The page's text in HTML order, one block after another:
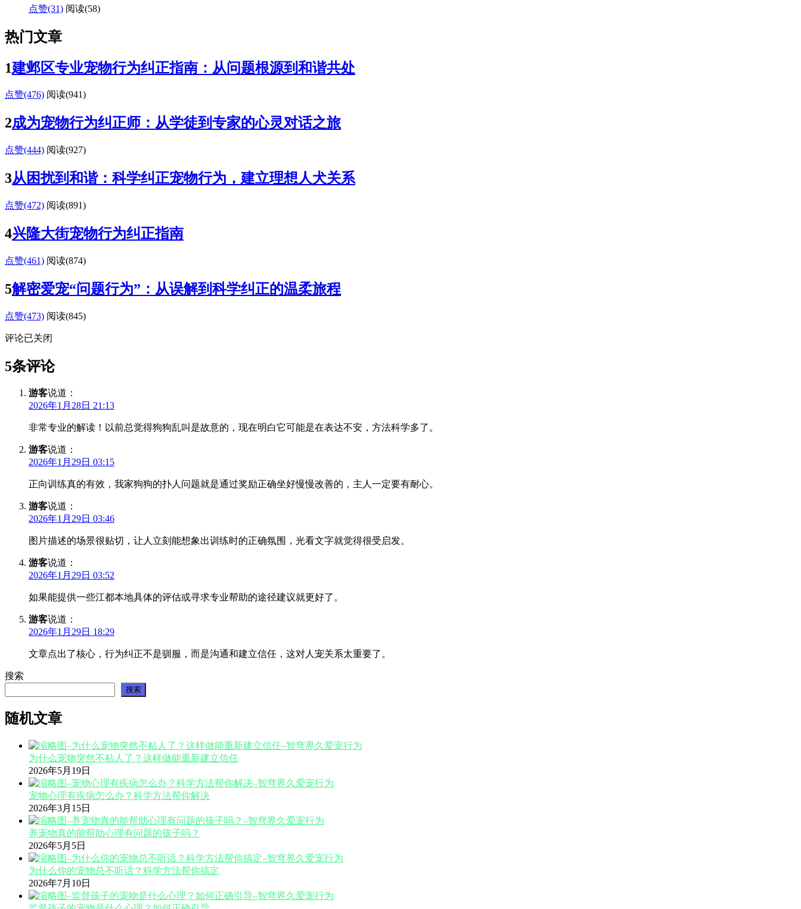
点赞(31) 阅读(58)
热门文章
1建邺区专业宠物行为纠正指南：从问题根源到和谐共处
点赞(476) 阅读(941)
2成为宠物行为纠正师：从学徒到专家的心灵对话之旅
点赞(444) 阅读(927)
3从困扰到和谐：科学纠正宠物行为，建立理想人犬关系
点赞(472) 阅读(891)
4兴隆大街宠物行为纠正指南
点赞(461) 阅读(874)
5解密爱宠“问题行为”：从误解到科学纠正的温柔旅程
点赞(473) 阅读(845)
评论已关闭
5条评论
游客说道：
2026年1月28日 21:13
非常专业的解读！以前总觉得狗狗乱叫是故意的，现在明白它可能是在表达不安，方法科学多了。
游客说道：
2026年1月29日 03:15
正向训练真的有效，我家狗狗的扑人问题就是通过奖励正确坐好慢慢改善的，主人一定要有耐心。
游客说道：
2026年1月29日 03:46
图片描述的场景很贴切，让人立刻能想象出训练时的正确氛围，光看文字就觉得很受启发。
游客说道：
2026年1月29日 03:52
如果能提供一些江都本地具体的评估或寻求专业帮助的途径建议就更好了。
游客说道：
2026年1月29日 18:29
文章点出了核心，行为纠正不是驯服，而是沟通和建立信任，这对人宠关系太重要了。
搜索
搜索
随机文章
为什么宠物突然不粘人了？这样做能重新建立信任
2026年5月19日
宠物心理有疾病怎么办？科学方法帮你解决
2026年3月15日
养宠物真的能帮助心理有问题的孩子吗？
2026年5月5日
为什么你的宠物总不听话？科学方法帮你搞定
2026年7月10日